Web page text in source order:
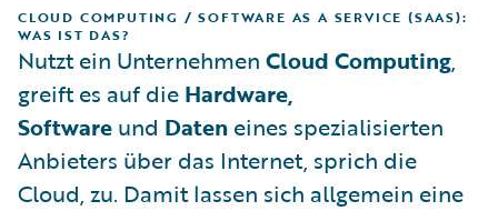
CLOUD COMPUTING / SOFTWARE AS A SERVICE (SAAS):
WAS IST DAS?
Nutzt ein Unternehmen Cloud Computing,
greift es auf die Hardware,
Software und Daten eines spezialisierten
Anbieters über das Internet, sprich die
Cloud, zu. Damit lassen sich allgemein eine